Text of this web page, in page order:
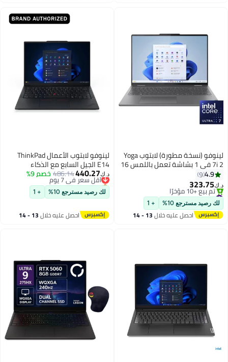
لينوفو (نسخة مطورة) لابتوب Yoga
7i 2 في 1 بشاشة تعمل باللمس 16
بوصة بدقة 2K، مع معالج Core Ultra
UHD/نظام Windows 11 Home
4.9
9
د.ك‏323.75
#2 في قابل للتحويل 2 في 1
باقي 1 وحدات في المخزون
تم بيع +10 مؤخرًا
#2 في قابل للتحويل 2 في 1
لك رصيد مسترجع 10% + 1
احصل عليه خلال 13 - 14
اغسطس
لينوفو لابتوب الأعمال ThinkPad
E14 الجيل السابع مع الذكاء
الاصطناعي، معالج Intel Core Ultra 7
256V، 16 جيجابايت RAM، 512
ويندوز 11 برو، إضاءة خلفية، أسود،
لوحة مفاتيح إنجليزية/عربية
21U2005UGR
د.ك‏440.27
486.14خصم 9% أقل سعر في 7 يوم
باقي 1 وحدات في المخزون
أقل سعر في 7 يوم
لك رصيد مسترجع 10% + 1
احصل عليه خلال 13 - 14
اغسطس